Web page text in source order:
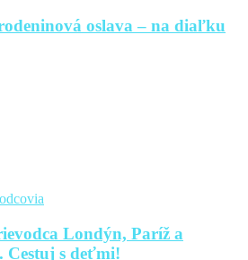
oslava – na diaľku
Londýn, Paríž a
Cestuj s deťmi!